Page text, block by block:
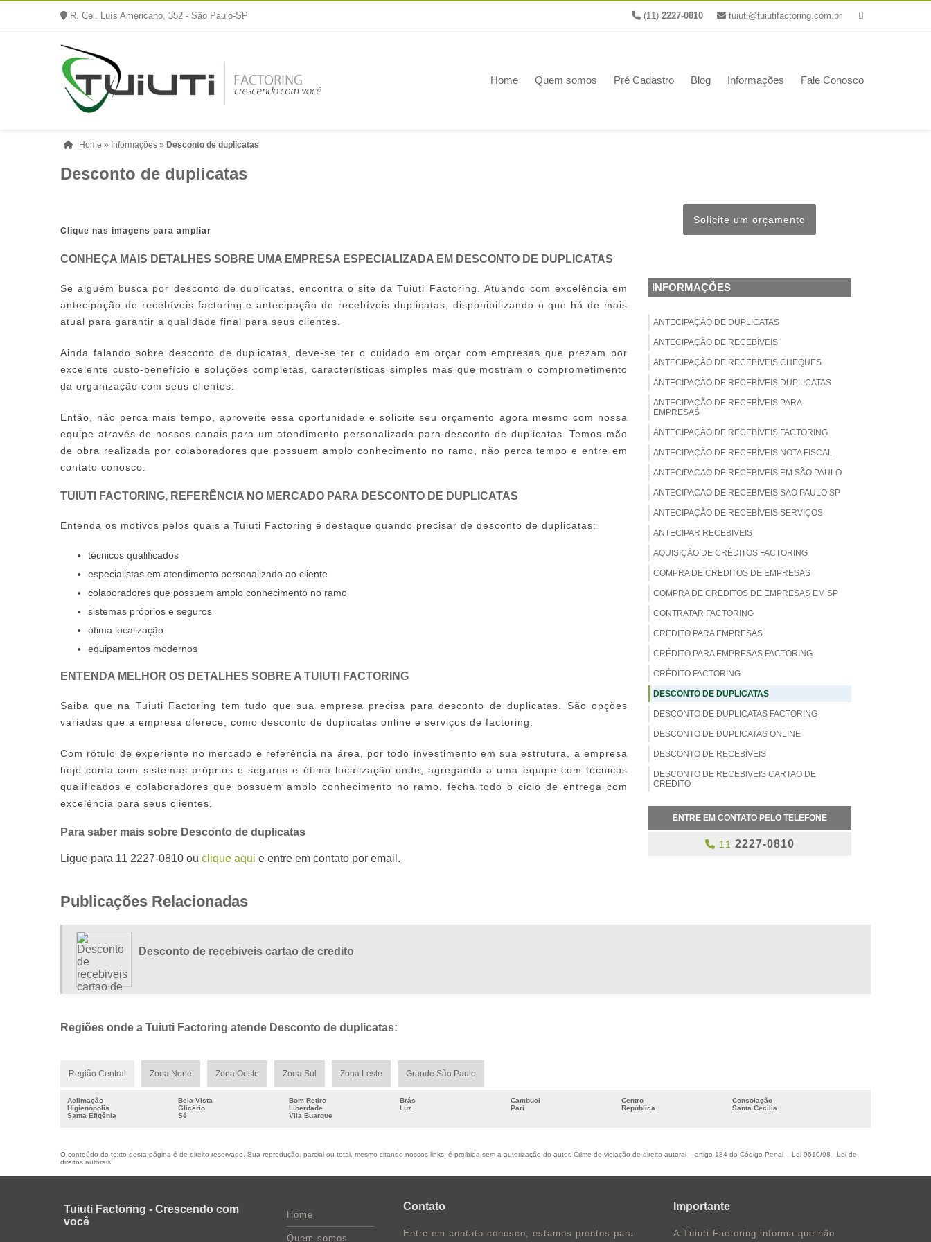
R. Cel. Luís Americano, 352 - São Paulo-SP tuiuti@tuiutifactoring.com.br
(11) 2227-0810
Home Quem somos Pré Cadastro Blog Informações Fale Conosco
Home » Informações » Desconto de duplicatas
Desconto de duplicatas
Clique nas imagens para ampliar
CONHEÇA MAIS DETALHES SOBRE UMA EMPRESA ESPECIALIZADA EM DESCONTO DE DUPLICATAS
Se alguém busca por desconto de duplicatas , encontra o site da Tuiuti Factoring. Atuando com excelência em
antecipação de recebíveis factoring e antecipação de recebíveis duplicatas, disponibilizando o que há de mais
atual para garantir a qualidade final para seus clientes.
Ainda falando sobre desconto de duplicatas , deve-se ter o cuidado em orçar com empresas que prezam por
excelente custo-benefício e soluções completas, características simples mas que mostram o comprometimento
da organização com seus clientes.
Então, não perca mais tempo, aproveite essa oportunidade e solicite seu orçamento agora mesmo com nossa
equipe através de nossos canais para um atendimento personalizado paradesconto de duplicatas . Temos mão
de obra realizada por colaboradores que possuem amplo conhecimento no ramo, não perca tempo e entre em
contato conosco.
TUIUTI FACTORING, REFERÊNCIA NO MERCADO PARA DESCONTO DE DUPLICATAS
Entenda os motivos pelos quais a Tuiuti Factoring é destaque quando precisar de desconto de duplicatas:
técnicos qualificados
especialistas em atendimento personalizado ao cliente
colaboradores que possuem amplo conhecimento no ramo
sistemas próprios e seguros
ótima localização
equipamentos modernos
ENTENDA MELHOR OS DETALHES SOBRE A TUIUTI FACTORING
Saiba que na Tuiuti Factoring tem tudo que sua empresa precisa para desconto de duplicatas . São opções
variadas que a empresa oferece, como desconto de duplicatas online e serviços de factoring.
Com rótulo de experiente no mercado e referência na área, por todo investimento em sua estrutura, a empresa
hoje conta com sistemas próprios e seguros e ótima localização onde, agregando a uma equipe com técnicos
qualificados e colaboradores que possuem amplo conhecimento no ramo, fecha todo o ciclo de entrega com
excelência para seus clientes.
Para saber mais sobre Desconto de duplicatas
Ligue para 11 2227-0810 ou clique aqui e entre em contato por email.
Solicite um orçamento
INFORMAÇÕES
ANTECIPAÇÃO DE DUPLICATAS
ANTECIPAÇÃO DE RECEBÍVEIS
ANTECIPAÇÃO DE RECEBÍVEIS CHEQUES
ANTECIPAÇÃO DE RECEBÍVEIS DUPLICATAS
ANTECIPAÇÃO DE RECEBÍVEIS PARA
EMPRESAS
ANTECIPAÇÃO DE RECEBÍVEIS FACTORING
ANTECIPAÇÃO DE RECEBÍVEIS NOTA FISCAL
ANTECIPACAO DE RECEBIVEIS EM SÃO PAULO
ANTECIPACAO DE RECEBIVEIS SAO PAULO SP
ANTECIPAÇÃO DE RECEBÍVEIS SERVIÇOS
ANTECIPAR RECEBIVEIS
AQUISIÇÃO DE CRÉDITOS FACTORING
COMPRA DE CREDITOS DE EMPRESAS
COMPRA DE CREDITOS DE EMPRESAS EM SP
CONTRATAR FACTORING
CREDITO PARA EMPRESAS
CRÉDITO PARA EMPRESAS FACTORING
CRÉDITO FACTORING
DESCONTO DE DUPLICATAS
DESCONTO DE DUPLICATAS FACTORING
DESCONTO DE DUPLICATAS ONLINE
DESCONTO DE RECEBÍVEIS
DESCONTO DE RECEBIVEIS CARTAO DE
CREDITO
DESCONTO DE TÍTULOS
EMPRESA DE DESCONTO DE DUPLICATAS
FACTORING PARA EMPRESAS
FACTORING PARA MEI
FACTORING PARA MICROEMPRESAS
FACTORING EM SP
ENTRE EM CONTATO PELO TELEFONE
11 2227-0810
Publicações Relacionadas
Desconto de recebiveis cartao de credito
Regiões onde a Tuiuti Factoring atende Desconto de duplicatas:
Região Central Zona Norte Zona Oeste Zona Sul Zona Leste Grande São Paulo
Aclimação Bela Vista Bom Retiro Brás Cambuci Centro
Consolação
Higienópolis
Glicério Liberdade Luz Pari República
Santa Cecília
Santa Efigênia
Sé Vila Buarque
O conteúdo do texto desta página é de direito reservado. Sua reprodução, parcial ou total, mesmo citando nossos links, é proibida sem a autorização do autor. Crime de violação de direito autoral – artigo 184 do Código Penal – Lei 9610/98 - Lei de
direitos autorais
Tuiuti Factoring - Crescendo com
você
Home
Quem somos
Contato
Entre em contato conosco, estamos prontos para
Importante
A Tuiuti Factoring informa que não